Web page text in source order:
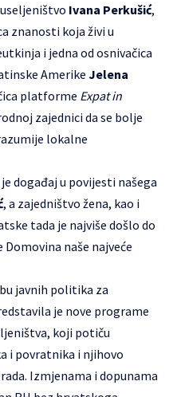
Ivana Perkušić,
znanosti koja živi u
i jedna od osnivačica
Amerike Jelena
platforme Expat in
zajednici da se bolje
lokalne
događaj u povijesti našega
, a zajedništvo žena, kao i
tada je najviše došlo do
naše najveće
javnih politika za
je nove programe
koji potiču
i povratnika i njihovo
Izmjenama i dopunama